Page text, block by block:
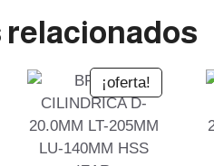
¡oferta!